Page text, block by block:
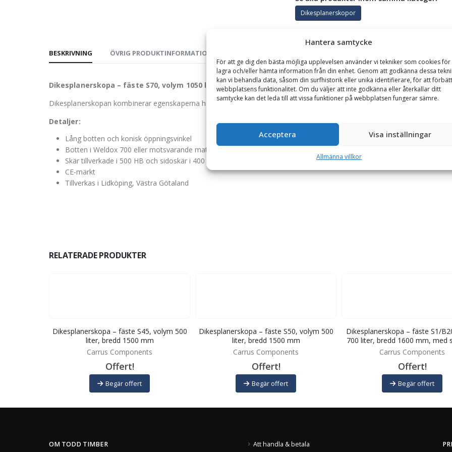
Hantera samtycke
För att ge dig den bästa möjliga upplevelsen använder vi tekniker som cookies
lagra och/eller hämta information från din enhet. Genom att godkänna dessa
kan vi behandla data, såsom din surfhistorik eller unika identifierare, för att
webbplatsens funktionalitet. Om du väljer att inte godkänna eller återkallar ditt
samtycke kan det leda till att vissa funktioner på webbplatsen fungerar sämre.
Acceptera Visa inställningar
Allmänna villkor
Dikesplanerskopor
BESKRIVNING ÖVRIG PRODUKTINFORMATION
Dikesplanerskopa – fäste S70, volym 1050 liter, bredd 1800 mm, med slitribbor
Dikesplanerskopan kombinerar egenskaperna hos en profilskopa med en planeringsskopa, för en design som är perfekt
Detaljer:
Lång botten och konisk öppningsvinkel
Botten i Weldox 700 eller motsvarande material
Skär tillverkade i 500 HB och sidoskär i 400 HB
CE-märkt
Tillverkas i Lidköping, Västra Götaland
RELATERADE PRODUKTER
Dikesplanerskopa – fäste S45, volym 500
liter, bredd 1500 mm
Carrus Components
Offert!
Begär offert
Dikesplanerskopa – fäste S50, volym 500
liter, bredd 1500 mm
Carrus Components
Offert!
Begär offert
Dikesplanerskopa – fäste S1/
700 liter, bredd 1600 mm, med
Carrus Components
Offert!
Begär offert
OM TODD TIMBER Att handla & betala